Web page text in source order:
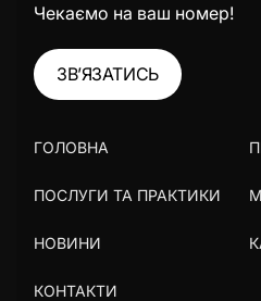
Чекаємо на ваш номер!
ЗВ’ЯЗАТИСЬ
ГОЛОВНА
ПОСЛУГИ ТА ПРАКТИКИ
НОВИНИ
КОНТАКТИ